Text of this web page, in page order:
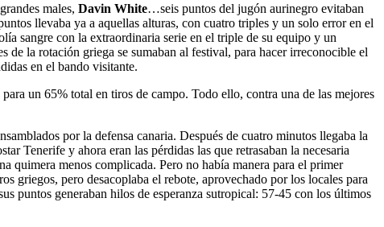
males, Davin White…seis puntos del jugón aurinegro evitaban
llevaba ya a aquellas alturas, con cuatro triples y un solo error en el
sangre con la extraordinaria serie en el triple de su equipo y un
de la rotación griega se sumaban al festival, para hacer irreconocible el
en el bando visitante.
un 65% total en tiros de campo. Todo ello, contra una de las mejores
por la defensa canaria. Después de cuatro minutos llegaba la
Tenerife y ahora eran las pérdidas las que retrasaban la necesaria
quimera menos complicada. Pero no había manera para el primer
griegos, pero desacoplaba el rebote, aprovechado por los locales para
puntos generaban hilos de esperanza sutropical: 57-45 con los últimos